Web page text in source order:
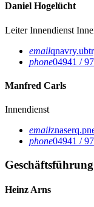
Daniel Hogelücht
Leiter Innendienst
email
phone04941 /
Manfred Carls
Innendienst
email
phone04941 /
Geschäftsführung
Heinz Arns